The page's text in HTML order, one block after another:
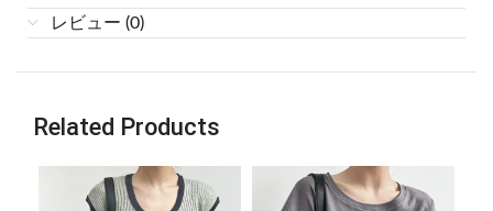
レビュー (0)
Related Products